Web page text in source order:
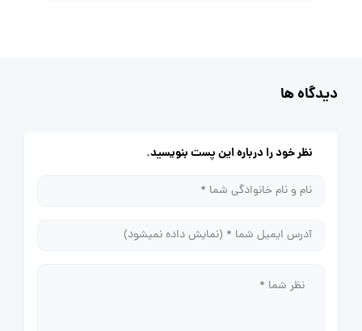
دیدگاه ها
نظر خود را درباره این پست بنویسید.